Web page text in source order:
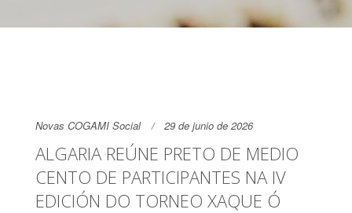
Novas COGAMI Social 29 de junio de 2026
ALGARIA REÚNE PRETO DE MEDIO
CENTO DE PARTICIPANTES NA IV
EDICIÓN DO TORNEO XAQUE Ó